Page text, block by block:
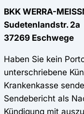
BKK WERRA-
Sudetenlandstr. 2a
37269 Eschwege
Haben Sie kein
unterschriebene
Krankenkasse
Sendebericht als
Kündigung mit